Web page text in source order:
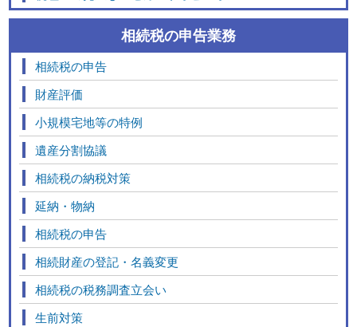
相続税の申告業務
相続税の申告
財産評価
小規模宅地等の特例
遺産分割協議
相続税の納税対策
延納・物納
相続税の申告
相続財産の登記・名義変更
相続税の税務調査立会い
生前対策